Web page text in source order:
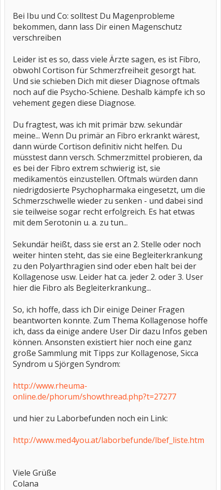
Bei Ibu und Co: solltest Du Magenprobleme
bekommen, dann lass Dir einen Magenschutz
verschreiben
Leider ist es so, dass viele Ärzte sagen, es ist Fibro,
obwohl Cortison für Schmerzfreiheit gesorgt hat.
Und sie schieben Dich mit dieser Diagnose oftmals
noch auf die Psycho-Schiene. Deshalb kämpfe ich so
vehement gegen diese Diagnose.
Du fragtest, was ich mit primär bzw. sekundär
meine... Wenn Du primär an Fibro erkrankt wärest,
dann würde Cortison definitiv nicht helfen. Du
müsstest dann versch. Schmerzmittel probieren, da
es bei der Fibro extrem schwierig ist, sie
medikamentös einzustellen. Oftmals würden dann
niedrigdosierte Psychopharmaka eingesetzt, um die
Schmerzschwelle wieder zu senken - und dabei sind
sie teilweise sogar recht erfolgreich. Es hat etwas
mit dem Serotonin u. a. zu tun...
Sekundär heißt, dass sie erst an 2. Stelle oder noch
weiter hinten steht, das sie eine Begleiterkrankung
zu den Polyarthragien sind oder eben halt bei der
Kollagenose usw. Leider hat ca. jeder 2. oder 3. User
hier die Fibro als Begleiterkrankung...
So, ich hoffe, dass ich Dir einige Deiner Fragen
beantworten konnte. Zum Thema Kollagenose hoffe
ich, dass da einige andere User Dir dazu Infos geben
können. Ansonsten existiert hier noch eine ganz
große Sammlung mit Tipps zur Kollagenose, Sicca
Syndrom u Sjörgen Syndrom:
http://www.rheuma-
online.de/phorum/showthread.php?t=27277
und hier zu Laborbefunden noch ein Link:
http://www.med4you.at/laborbefunde/lbef_liste.htm
Viele Grüße
Colana